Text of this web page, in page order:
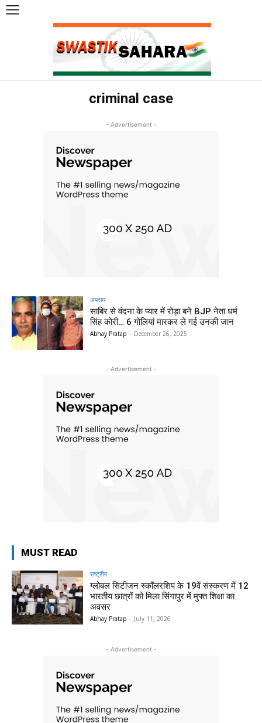
criminal case
- Advertisement -
अपराध
साबिर से वंदना के प्यार में रोड़ा बने BJP नेता धर्म
सिंह कोरी… 6 गोलियां मारकर ले गई उनकी जान
Abhay Pratap - December 26, 2025
- Advertisement -
MUST READ
राष्ट्रीय
ग्लोबल सिटीजन स्कॉलरशिप के 19वें संस्करण में 12
भारतीय छात्रों को मिला सिंगापुर में मुफ्त शिक्षा का
अवसर
Abhay Pratap - July 11, 2026
- Advertisement -